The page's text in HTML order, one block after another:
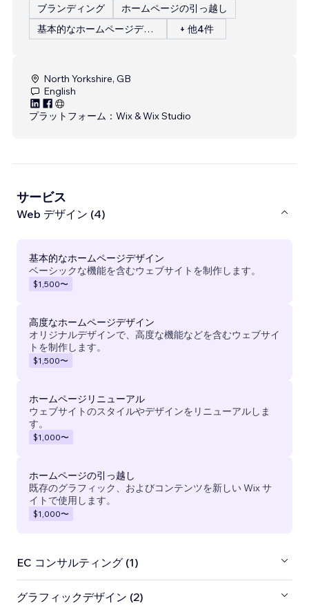
ブランディング
ホームページの引っ越し
基本的なホームページデザイン
+ 他4件
North Yorkshire, GB
English
プラットフォーム： Wix & Wix Studio
サービス
Web デザイン (4)
基本的なホームページデザイン
ベーシックな機能を含むウェブサイトを制作します。
$1,500〜
高度なホームページデザイン
オリジナルデザインで、高度な機能などを含むウェブサイ
トを制作します。
$1,500〜
ホームページリニューアル
ウェブサイトのスタイルやデザインをリニューアルしま
す。
$1,000〜
ホームページの引っ越し
既存のグラフィック、およびコンテンツを新しい Wix サ
イトで使用します。
$1,000〜
EC コンサルティング (1)
グラフィックデザイン (2)